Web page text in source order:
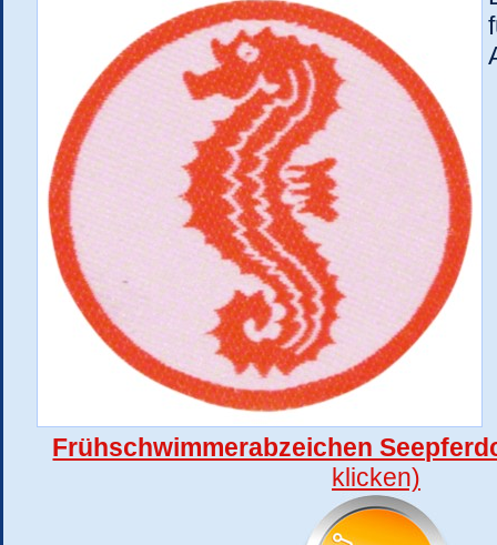
Frühschwimmerabzeichen
klicken)